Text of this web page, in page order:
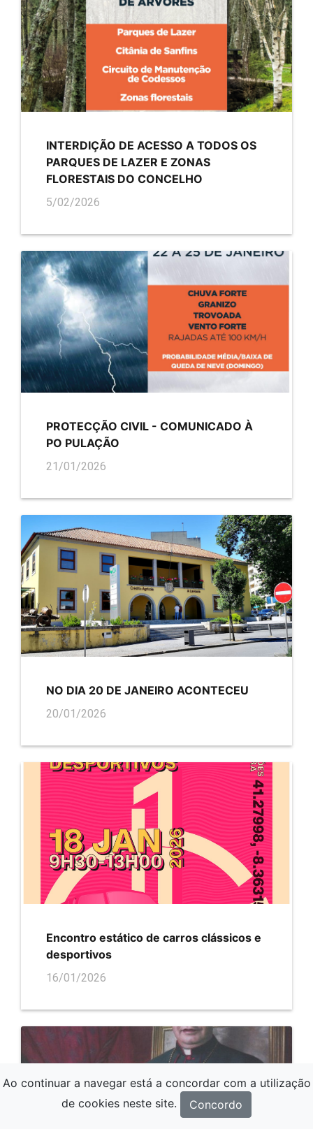
INTERDIÇÃO DE ACESSO A TODOS OS
PARQUES DE LAZER E ZONAS
FLORESTAIS DO CONCELHO
5/02/2026
PROTECÇÃO CIVIL - COMUNICADO À
PO PULAÇÃO
21/01/2026
NO DIA 20 DE JANEIRO ACONTECEU
20/01/2026
Encontro estático de carros clássicos e
desportivos
16/01/2026
Ao continuar a navegar está a concordar com a utilização
de cookies neste site.
Concordo